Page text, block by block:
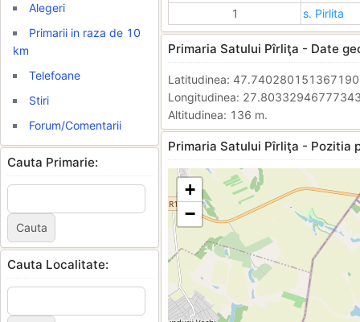
Alegeri
Primarii in raza de 10
km
Telefoane
Stiri
Forum/Comentarii
Cauta Primarie:
Cauta Localitate:
1
s. Pirlita
Primaria Satului Pîrliţa - Date
Latitudinea:
Longitudinea:
Altitudinea: 136 m.
Primaria Satului Pîrliţa - Pozitia
+
−